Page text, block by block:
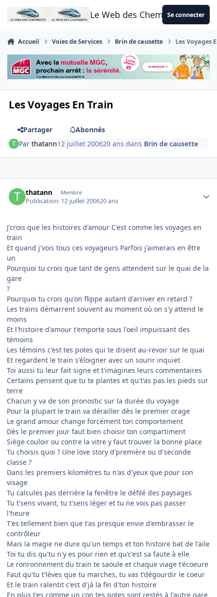
Aller au contenu
Le Web des CheminotsSe connecter
Accueil Voies de Services Brin de causette Les Voyages
Les Voyages En Train
Partager
Abonnés
Parthatann12 juillet 200620 ans dans Brin de causette
thatann Membre
Publication: 12 juillet 200620 ans
J'crois que les histoires d'amour C'est comme les voyages en
train
Et quand j'vois tous ces voyageurs Parfois j'aimerais en être
un
Pourquoi tu crois que tant de gens attendent sur le quai de la
gare
?
Pourquoi tu crois qu'on flippe autant d'arriver en retard ?
Les trains démarrent souvent au moment où on s'y attend le
moins
Et l'histoire d'amour t'emporte sous l'oeil impuissant des
témoins
Les témoins c'est tes potes qui te disent au-revoir sur le quai
Et regardent le train s'éloigner avec un sourir inquiet
Toi aussi tu leur fait signe et t'imagines leurs commentaires
Certains pensent que tu te plantes et qu't'as pas les pieds sur
terre
Chacun y va de son pronostic sur la durée du voyage
Pour la plupart le train va dérailler dès le premier orage
Le grand amour change forcément ton comportement
Dès le premier jour faut bien choisir ton compartiment
Siège couloir ou contre la vitre y faut trouver la bonne place
Tu choisis quoi ? Une love story d'première ou d'seconde
classe ?
Dans les premiers kilomètres tu n'as d'yeux que pour son
visage
Tu calcules pas derrière la fenêtre le défilé des paysages
Tu t'sens vivant, tu t'sens léger et tu ne vois pas passer
l'heure
T'es tellement bien que t'as presque envie d'embrasser le
contrôleur
Mais la magie ne dure qu'un temps et ton histoire bat de l'aile
Toi tu dis qu'tu n'y es pour rien et qu'c'est sa faute à elle
Le ronronnement du train te saoule et chaque viage t'écoeure
Faut qu'tu t'lèves que tu marches, tu vas t'dégourdir le coeur
Et le train ralentit c'est d'jà la fin d'ton histoire
En plus t'es comme un con tes potes sont restés à l'autre gare